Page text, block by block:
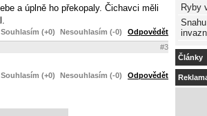
a úplně ho překopaly. Čichavci měli
Souhlasím (+0) Nesouhlasím (-0) Odpovědět
#3
Souhlasím (+0) Nesouhlasím (-0) Odpovědět
Ryby
Články